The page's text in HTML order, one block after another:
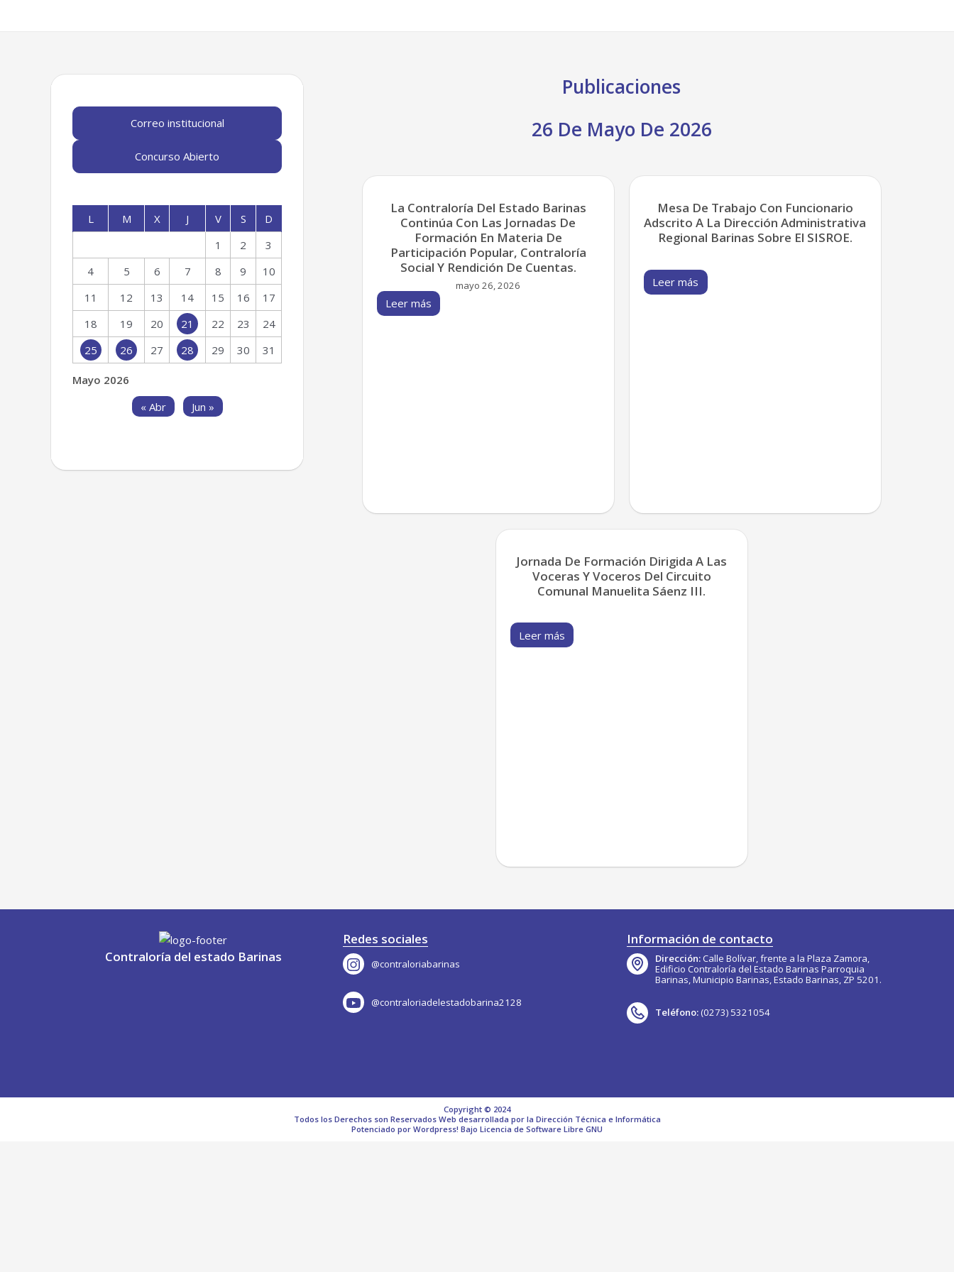
Correo institucional
Concurso Abierto
Mayo 2026
L M X J V S
D
1
2
3
4
5 6 7 8 9
10
11
12 13 14 15 16
17
18
19 20 21 22 23
24
25
26 27 28 29 30 31
« Abr Jun »
Publicaciones
26 De Mayo De 2026
La Contraloría Del Estado Barinas
Continúa Con Las Jornadas De
Formación En Materia De
Participación Popular, Contraloría
Social Y Rendición De Cuentas.
mayo 26, 2026
Leer más
Mesa De Trabajo Con Funcionario
Adscrito A La Dirección Administrativa
Regional Barinas Sobre El SISROE.
Leer más
Jornada De Formación Dirigida A Las
Voceras Y Voceros Del Circuito
Comunal Manuelita Sáenz III.
Leer más
Contraloría del estado Barinas
Redes sociales
@contraloriabarinas
@contraloriadelestadobarina2128
Información de contacto
Dirección: Calle Bolívar, frente a la Plaza Zamora,
Edificio Contraloría del Estado Barinas Parroquia
Barinas, Municipio Barinas, Estado Barinas, ZP 5201.
Teléfono: (0273) 5321054
Copyright © 2024
Todos los Derechos son Reservados Web desarrollada por la Dirección Técnica e Informática
Potenciado por Wordpress! Bajo Licencia de Software Libre GNU